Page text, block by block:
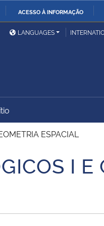
ACESSO À INFORMAÇÃO
das Relações
Geral da
Central do Brasil
LANGUAGES
ESPACIAL
I E